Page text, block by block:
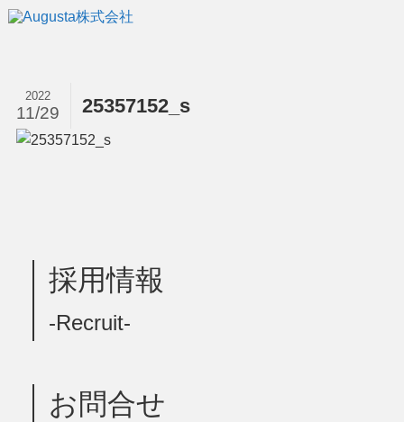
25357152_s
2022
11/29
採用情報
-Recruit-
お問合せ